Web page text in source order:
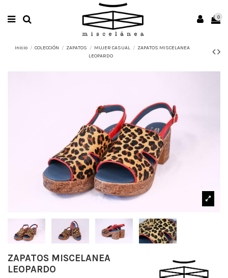
0
Inicio COLECCIÓN ZAPATOS MUJER CASUAL
ZAPATOS MISCELANEA
LEOPARDO
ZAPATOS MISCELANEA
LEOPARDO